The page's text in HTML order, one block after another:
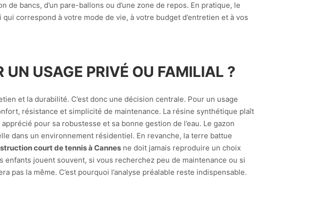
bancs, d’un pare-ballons ou d’une zone de repos. En pratique, le
correspond à votre mode de vie, à votre budget d’entretien et à vos
USAGE PRIVÉ OU FAMILIAL ?
et la durabilité. C’est donc une décision centrale. Pour un usage
résistance et simplicité de maintenance. La résine synthétique plaît
pour sa robustesse et sa bonne gestion de l’eau. Le gazon
dans un environnement résidentiel. En revanche, la terre battue
court de tennis à Cannes ne doit jamais reproduire un choix
jouent souvent, si vous recherchez peu de maintenance ou si
pas la même. C’est pourquoi l’analyse préalable reste indispensable.